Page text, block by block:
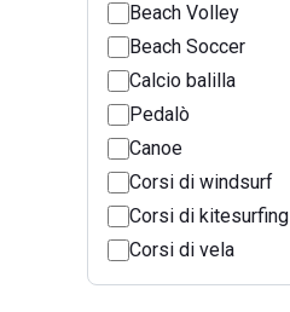
Beach Volley
Beach Soccer
Calcio balilla
Pedalò
Canoe
Corsi di windsurf
Corsi di kitesurfing
Corsi di vela